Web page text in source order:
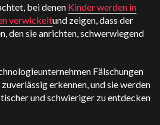
bei denen Kinder werden in
verwickeltund zeigen, dass der
den sie anrichten, schwerwiegend
Fälschungen
erkennen, und sie werden
und schwieriger zu entdecken